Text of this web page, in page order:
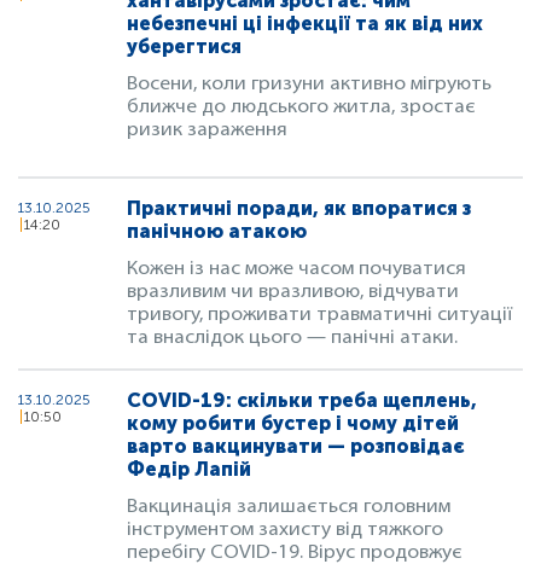
небезпечні ці інфекції та як від них
уберегтися
Восени, коли гризуни активно мігрують
ближче до людського житла, зростає
ризик зараження
13.10.2025
14:20
Практичні поради, як впоратися з
панічною атакою
Кожен із нас може часом почуватися
вразливим чи вразливою, відчувати
тривогу, проживати травматичні ситуації
та внаслідок цього — панічні атаки.
13.10.2025
10:50
COVID-19: скільки треба щеплень,
кому робити бустер і чому дітей
варто вакцинувати — розповідає
Федір Лапій
Вакцинація залишається головним
інструментом захисту від тяжкого
перебігу COVID-19. Вірус продовжує